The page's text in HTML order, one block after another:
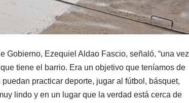
Gobierno, Ezequiel Aldao Fascio, señaló, “una vez
tiene el barrio. Era un objetivo que teníamos de
practicar deporte, jugar al fútbol, básquet,
lindo y en un lugar que la verdad está cerca de